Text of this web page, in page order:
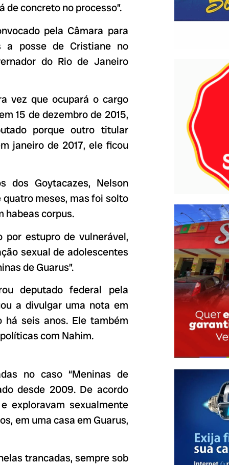
de concreto no processo”.
pela Câmara para
a posse de Cristiane no
do Rio de Janeiro
vez que ocupará o cargo
15 de dezembro de 2015,
porque outro titular
janeiro de 2017, ele ficou
dos Goytacazes, Nelson
meses, mas foi solto
habeas corpus.
por estupro de vulnerável,
sexual de adolescentes
de Guarus”.
deputado federal pela
a divulgar uma nota em
seis anos. Ele também
com Nahim.
no caso “Meninas de
desde 2009. De acordo
exploravam sexualmente
em uma casa em Guarus,
trancadas, sempre sob